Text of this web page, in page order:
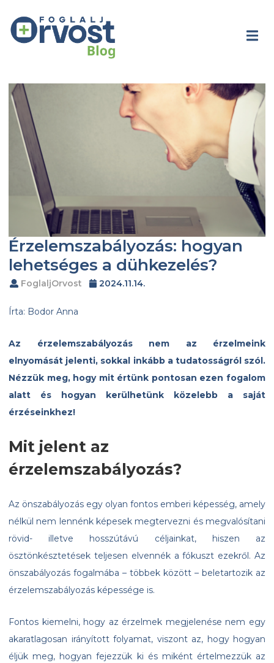
Érzelemszabályozás: hogyan
lehetséges a dühkezelés?
FoglaljOrvost 2024.11.14.
Írta: Bodor Anna
Az érzelemszabályozás nem az érzelmeink
elnyomását jelenti, sokkal inkább a tudatosságról szól.
Nézzük meg, hogy mit értünk pontosan ezen fogalom
alatt és hogyan kerülhetünk közelebb a saját
érzéseinkhez!
Mit jelent az
érzelemszabályozás?
Az önszabályozás egy olyan fontos emberi képesség, amely
nélkül nem lennénk képesek megtervezni és megvalósítani
rövid- illetve hosszútávú céljainkat, hiszen az
ösztönkésztetések teljesen elvennék a fókuszt ezekről. Az
önszabályozás fogalmába – többek között – beletartozik az
érzelemszabályozás képessége is.
Fontos kiemelni, hogy az érzelmek megjelenése nem egy
akaratlagosan irányított folyamat, viszont az, hogy hogyan
éljük meg, hogyan fejezzük ki és miként értelmezzük az